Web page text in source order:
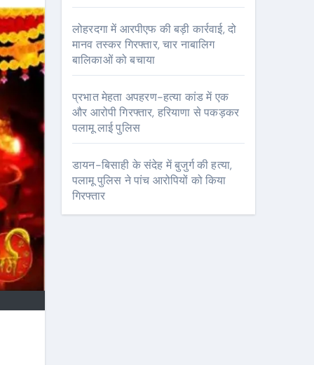
लोहरदगा में आरपीएफ की बड़ी कार्रवाई, दो
मानव तस्कर गिरफ्तार, चार नाबालिग
बालिकाओं को बचाया
प्रभात मेहता अपहरण-हत्या कांड में एक
और आरोपी गिरफ्तार, हरियाणा से पकड़कर
पलामू लाई पुलिस
डायन-बिसाही के संदेह में बुजुर्ग की हत्या,
पलामू पुलिस ने पांच आरोपियों को किया
गिरफ्तार